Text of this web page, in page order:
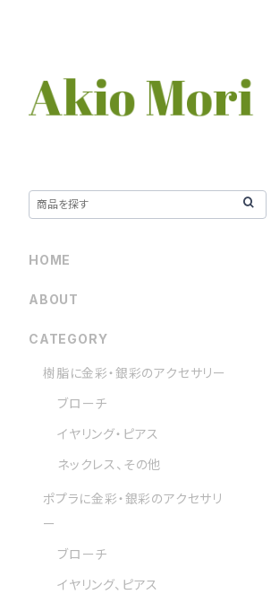
HOME
ABOUT
CATEGORY
樹脂に金彩・銀彩のアクセサリー
ブローチ
イヤリング・ピアス
ネックレス、その他
ポプラに金彩・銀彩のアクセサリ
ー
ブローチ
イヤリング、ピアス